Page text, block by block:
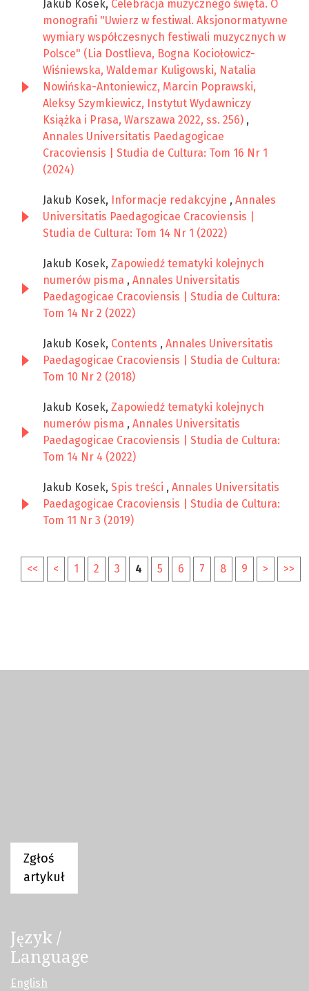
Jakub Kosek, Celebracja muzycznego święta. O
monografii "Uwierz w festiwal. Aksjonormatywne
wymiary współczesnych festiwali muzycznych w
Polsce" (Lia Dostlieva, Bogna Kociołowicz-
Wiśniewska, Waldemar Kuligowski, Natalia
Nowińska-Antoniewicz, Marcin Poprawski,
Aleksy Szymkiewicz, Instytut Wydawniczy
Książka i Prasa, Warszawa 2022, ss. 256) ,
Annales Universitatis Paedagogicae
Cracoviensis | Studia de Cultura: Tom 16 Nr 1
(2024)
Jakub Kosek, Informacje redakcyjne , Annales
Universitatis Paedagogicae Cracoviensis |
Studia de Cultura: Tom 14 Nr 1 (2022)
Jakub Kosek, Zapowiedź tematyki kolejnych
numerów pisma , Annales Universitatis
Paedagogicae Cracoviensis | Studia de Cultura:
Tom 14 Nr 2 (2022)
Jakub Kosek, Contents , Annales Universitatis
Paedagogicae Cracoviensis | Studia de Cultura:
Tom 10 Nr 2 (2018)
Jakub Kosek, Zapowiedź tematyki kolejnych
numerów pisma , Annales Universitatis
Paedagogicae Cracoviensis | Studia de Cultura:
Tom 14 Nr 4 (2022)
Jakub Kosek, Spis treści , Annales Universitatis
Paedagogicae Cracoviensis | Studia de Cultura:
Tom 11 Nr 3 (2019)
<< < 1 2 3 4 5 6 7 8 9 > >>
Zgłoś
artykuł
Język /
Language
English